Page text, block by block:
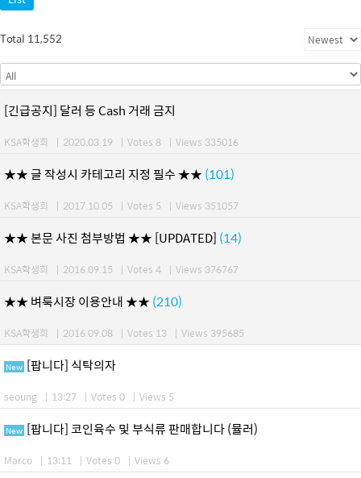
Total 11,552
[긴급공지] 달러 등 Cash 거래 금지
KSA학생회 | 2020.03.19 | Votes 8 | Views 335016
★★ 글 작성시 카테고리 지정 필수 ★★ (101)
KSA학생회 | 2017.10.05 | Votes 5 | Views 351057
★★ 본문 사진 첨부방법 ★★ [UPDATED] (14)
KSA학생회 | 2016.09.15 | Votes 4 | Views 376767
★★ 벼룩시장 이용안내 ★★ (210)
KSA학생회 | 2016.09.08 | Votes 13 | Views 395685
New [팝니다] 식탁의자
seoung | 13:27 | Votes 0 | Views 5
New [팝니다] 코인육수 및 부식류 판매합니다 (뮬러)
Marco | 13:11 | Votes 0 | Views 6